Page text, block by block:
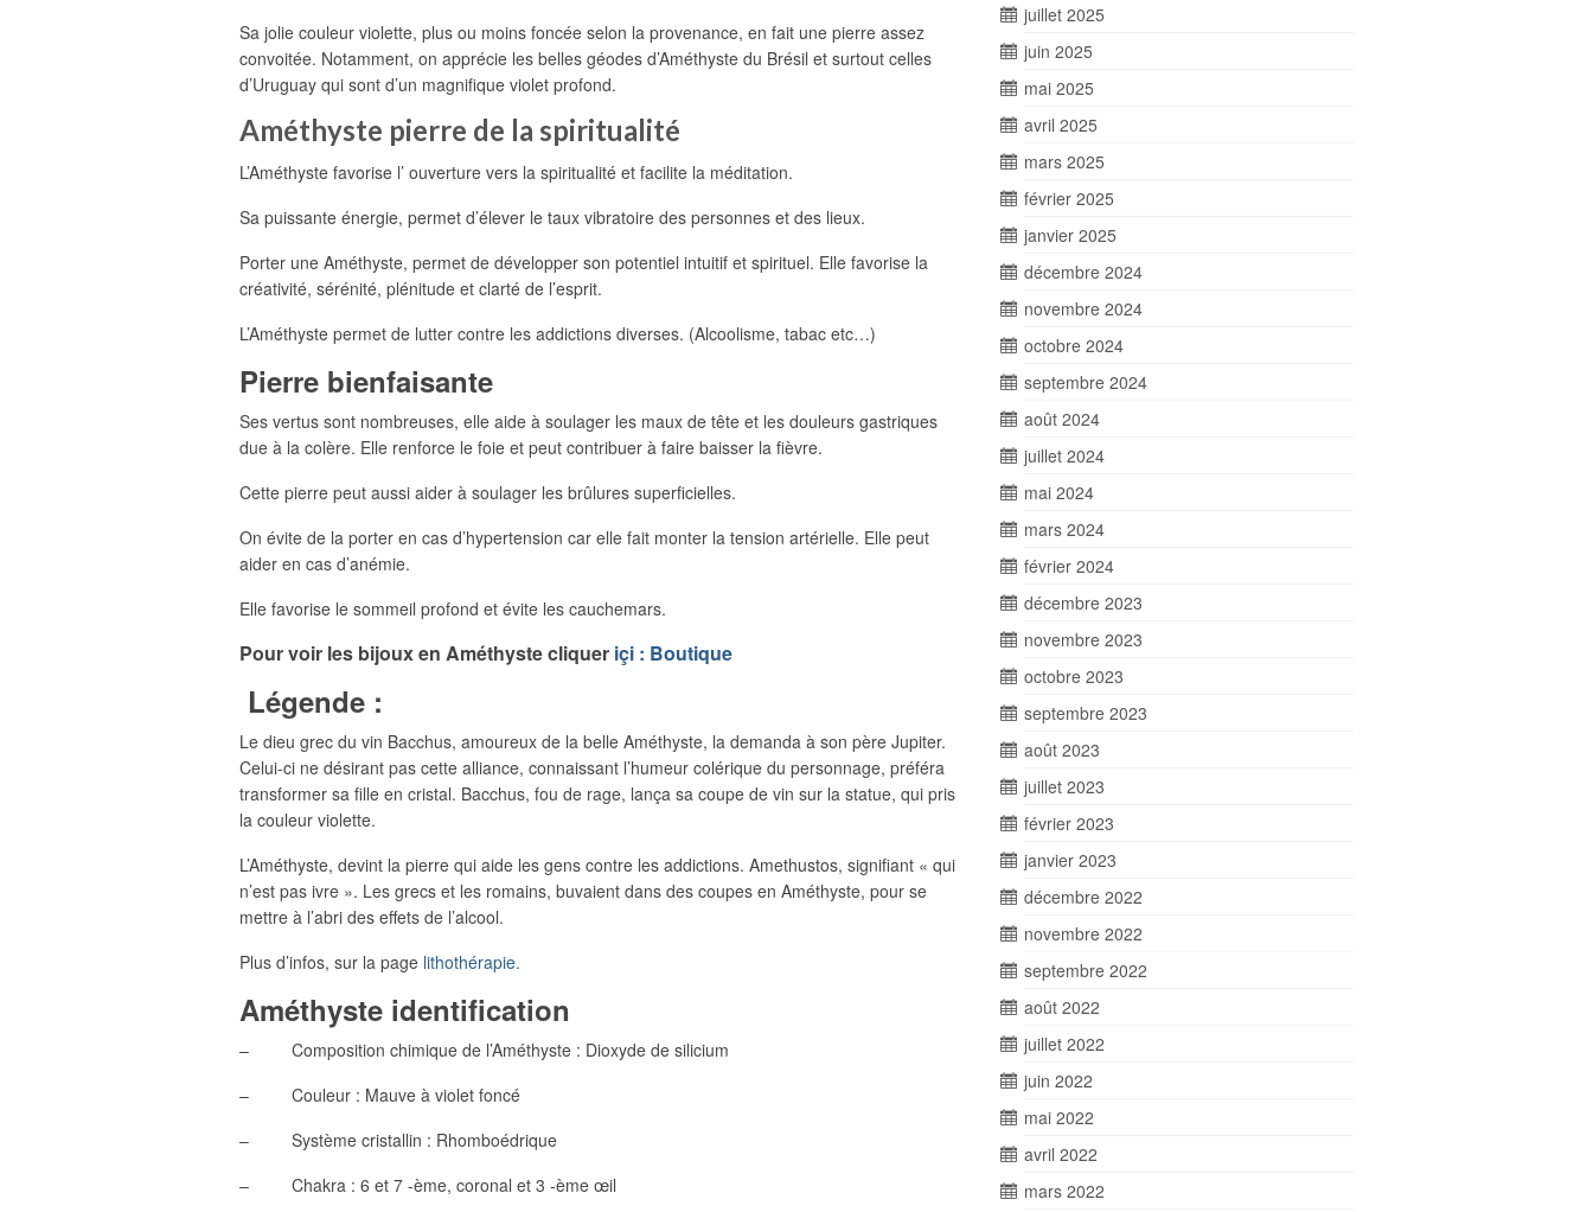
Sa jolie couleur violette, plus ou moins foncée selon la provenance, en fait une pierre assez
convoitée. Notamment, on apprécie les belles géodes d’Améthyste du Brésil et surtout celles
d’Uruguay qui sont d’un magnifique violet profond.
Améthyste pierre de la spiritualité
L’Améthyste favorise l’ ouverture vers la spiritualité et facilite la méditation.
Sa puissante énergie, permet d’élever le taux vibratoire des personnes et des lieux.
Porter une Améthyste, permet de développer son potentiel intuitif et spirituel. Elle favorise la
créativité, sérénité, plénitude et clarté de l’esprit.
L’Améthyste permet de lutter contre les addictions diverses. (Alcoolisme, tabac etc…)
Pierre bienfaisante
Ses vertus sont nombreuses, elle aide à soulager les maux de tête et les douleurs gastriques
due à la colère. Elle renforce le foie et peut contribuer à faire baisser la fièvre.
Cette pierre peut aussi aider à soulager les brûlures superficielles.
On évite de la porter en cas d’hypertension car elle fait monter la tension artérielle. Elle peut
aider en cas d’anémie.
Elle favorise le sommeil profond et évite les cauchemars.
Pour voir les bijoux en Améthyste cliquer içi : Boutique
Légende :
Le dieu grec du vin Bacchus, amoureux de la belle Améthyste, la demanda à son père Jupiter.
Celui-ci ne désirant pas cette alliance, connaissant l’humeur colérique du personnage, préféra
transformer sa fille en cristal. Bacchus, fou de rage, lança sa coupe de vin sur la statue, qui pris
la couleur violette.
L’Améthyste, devint la pierre qui aide les gens contre les addictions. Amethustos, signifiant « qui
n’est pas ivre ». Les grecs et les romains, buvaient dans des coupes en Améthyste, pour se
mettre à l’abri des effets de l’alcool.
Plus d’infos, sur la page lithothérapie.
Améthyste identification
– Composition chimique de l’Améthyste : Dioxyde de silicium
– Couleur : Mauve à violet foncé
– Système cristallin : Rhomboédrique
– Chakra : 6 et 7 -ème, coronal et 3 -ème œil
juillet 2025
juin 2025
mai 2025
avril 2025
mars 2025
février 2025
janvier 2025
décembre 2024
novembre 2024
octobre 2024
septembre 2024
août 2024
juillet 2024
mai 2024
mars 2024
février 2024
décembre 2023
novembre 2023
octobre 2023
septembre 2023
août 2023
juillet 2023
février 2023
janvier 2023
décembre 2022
novembre 2022
septembre 2022
août 2022
juillet 2022
juin 2022
mai 2022
avril 2022
mars 2022